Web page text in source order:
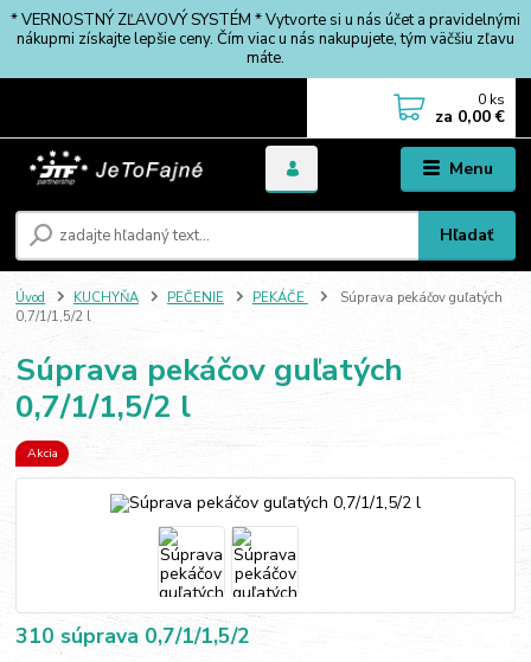
* VERNOSTNÝ ZĽAVOVÝ SYSTÉM * Vytvorte si u nás účet a pravidelnými
nákupmi získajte lepšie ceny. Čím viac u nás nakupujete, tým väčšiu zľavu
máte.
Menu
Hľadať
0 ks
za 0,00 €
Úvod KUCHYŇA PEČENIE PEKÁČE
Súprava pekáčov guľatých
0,7/1/1,5/2 l
Súprava pekáčov guľatých
0,7/1/1,5/2 l
Akcia
310 súprava 0,7/1/1,5/2